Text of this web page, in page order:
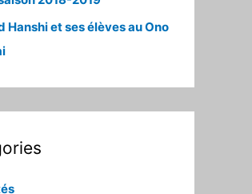
Hanshi et ses élèves au Ono